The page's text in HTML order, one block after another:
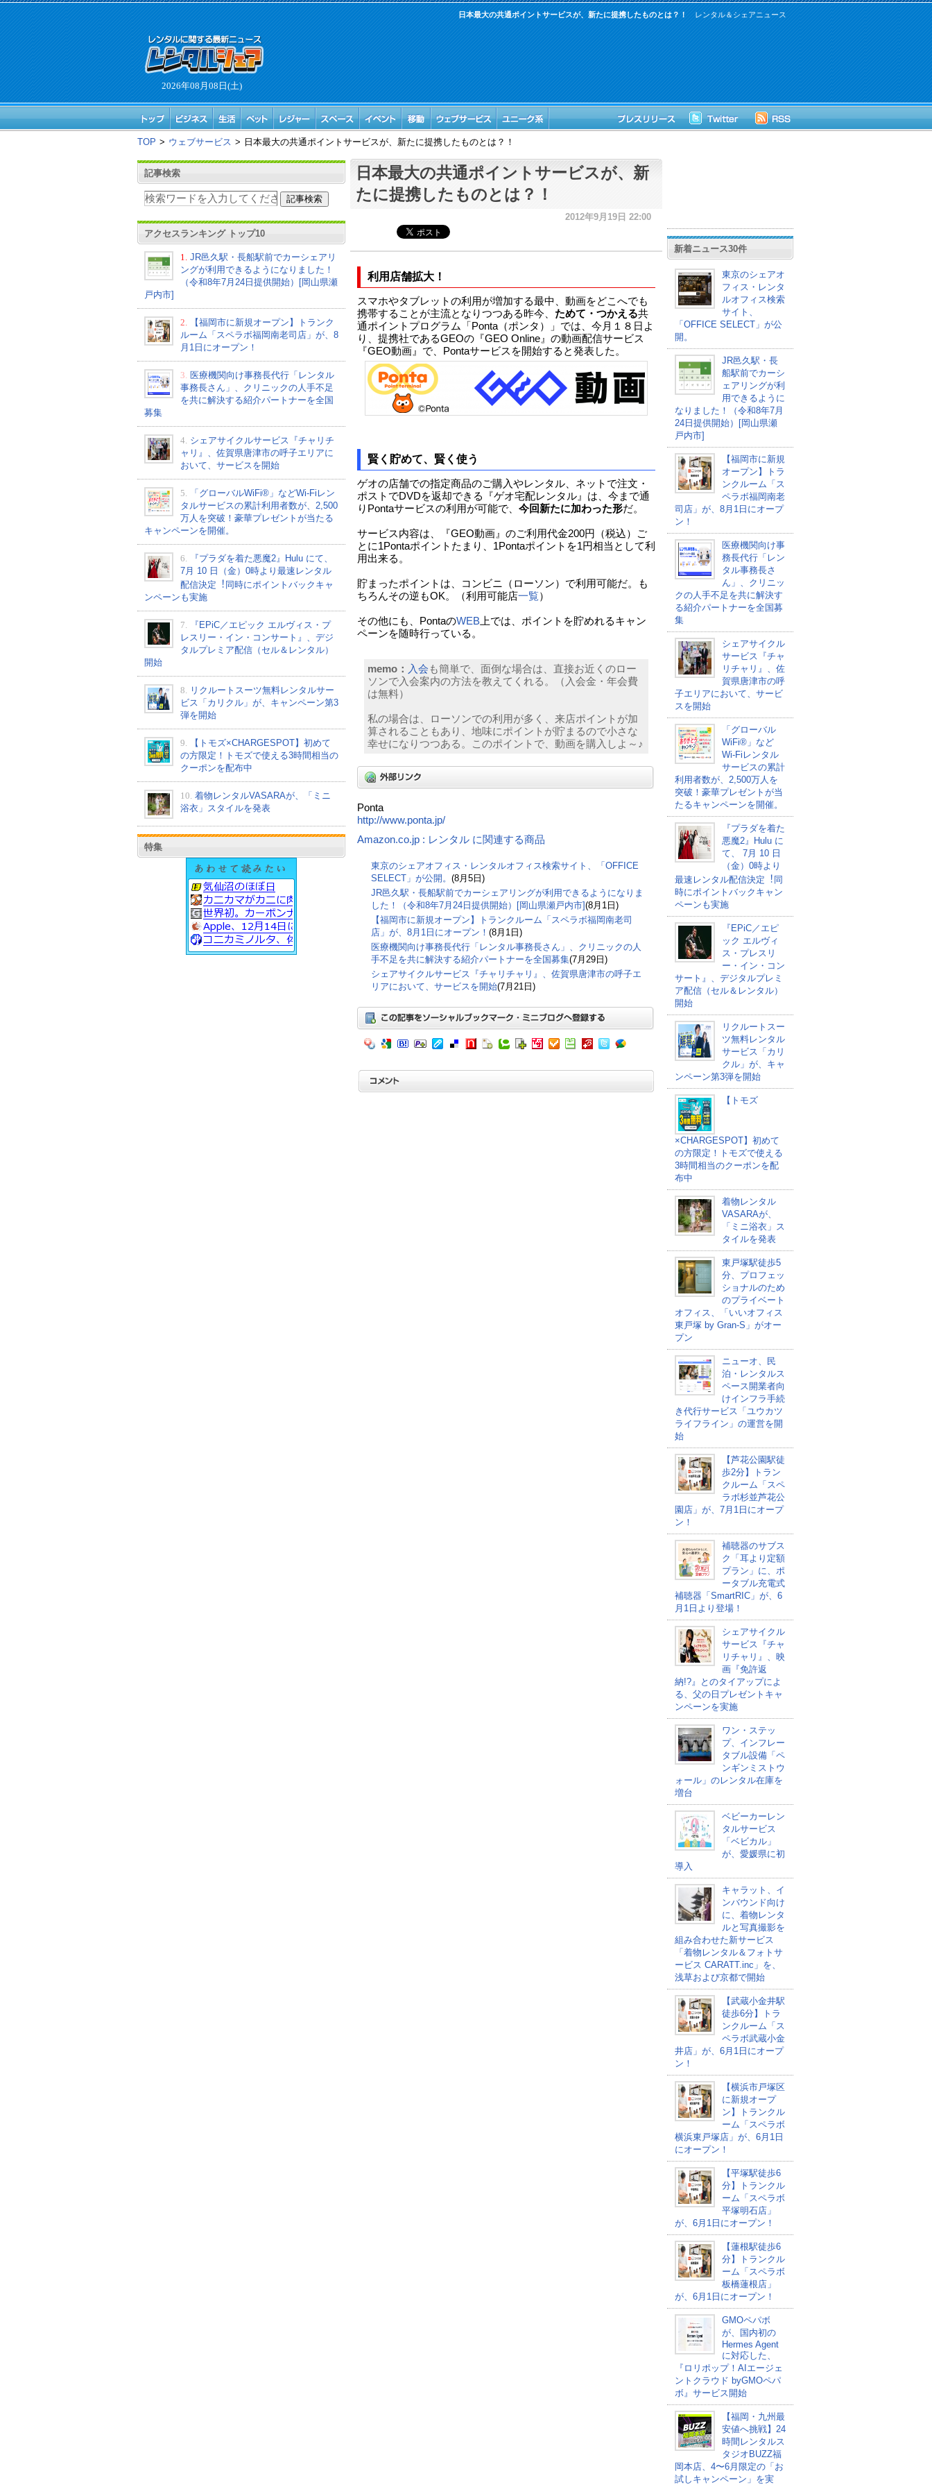
2026年08月08日(土)
レンタル＆シェアニュース
日本最大の共通ポイントサービスが、新たに提携したものとは？！
TOP > ウェブサービス > 日本最大の共通ポイントサービスが、新たに提携したものとは？！
記事検索
アクセスランキング トップ10
1.
JR邑久駅・長船駅前でカーシェアリ
ングが利用できるようになりました！
（令和8年7月24日提供開始）[岡山県瀬
戸内市]
2.
【福岡市に新規オープン】トランク
ルーム「スペラボ福岡南老司店」が、8
月1日にオープン！
3. 医療機関向け事務長代行「レンタル
事務長さん」、クリニックの人手不足
を共に解決する紹介パートナーを全国
募集
4. シェアサイクルサービス『チャリチ
ャリ』、佐賀県唐津市の呼子エリアに
おいて、サービスを開始
5.
「グローバルWiFi®」などWi-Fiレン
タルサービスの累計利用者数が、2,500
万人を突破！豪華プレゼントが当たる
キャンペーンを開催。
6.
『プラダを着た悪魔2』Hulu にて、
7⽉ 10 ⽇（金）0時より最速レンタル
配信決定︕同時にポイントバックキャ
ンペーンも実施
7.
『EPiC／エピック エルヴィス・プ
レスリー・イン・コンサート』、デジ
タルプレミア配信（セル＆レンタル）
開始
8.
リクルートスーツ無料レンタルサー
ビス「カリクル」が、キャンペーン第3
弾を開始
9.
【トモズ×CHARGESPOT】初めて
の方限定！トモズで使える3時間相当の
クーポンを配布中
10. 着物レンタルVASARAが、「ミニ
浴衣」スタイルを発表
特集
日本最大の共通ポイントサービスが、新
たに提携したものとは？！
2012年9月19日 22:00
利用店舗拡大！
スマホやタブレットの利用が増加する最中、動画をどこへでも
携帯することが主流となりつつある昨今、 ためて・つかえる共
通ポイントプログラム「Ponta（ポンタ）」では、今月１８日よ
り、提携社であるGEOの『GEO Online』の動画配信サービス
『GEO動画』で、Pontaサービスを開始すると発表した。
賢く貯めて、賢く使う
ゲオの店舗での指定商品のご購入やレンタル、ネットで注文・
ポストでDVDを返却できる『ゲオ宅配レンタル』は、今まで通
りPontaサービスの利用が可能で、 今回新たに加わった形だ。
サービス内容は、『GEO動画』のご利用代金200円（税込）ご
とに1Pontaポイントたまり、1Pontaポイントを1円相当として利
用出来る。
貯まったポイントは、コンビニ（ローソン）で利用可能だ。も
ちろんその逆もOK。（利用可能店一覧）
その他にも、PontaのWEB上では、ポイントを貯めれるキャン
ペーンを随時行っている。
memo： 入会 も簡単で、面倒な場合は、直接お近くのロー
ソンで入会案内の方法を教えてくれる。（入会金・年会費
は無料）
私の場合は、ローソンでの利用が多く、来店ポイントが加
算されることもあり、地味にポイントが貯まるので小さな
幸せになりつつある。このポイントで、動画を購入しよ～♪
Ponta
http://www.ponta.jp/
Amazon.co.jp : レンタル に関連する商品
東京のシェアオフィス・レンタルオフィス検索サイト、「OFFICE
SELECT」が公開。 (8月5日)
JR邑久駅・長船駅前でカーシェアリングが利用できるようになりま
した！（令和8年7月24日提供開始）[岡山県瀬戸内市](8月1日)
【福岡市に新規オープン】トランクルーム「スペラボ福岡南老司
店」が、8月1日にオープン！ (8月1日)
医療機関向け事務長代行「レンタル事務長さん」、クリニックの人
手不足を共に解決する紹介パートナーを全国募集(7月29日)
シェアサイクルサービス『チャリチャリ』、佐賀県唐津市の呼子エ
リアにおいて、サービスを開始(7月21日)
新着ニュース30件
東京のシェアオ
フィス・レンタ
ルオフィス検索
サイト、
「OFFICE SELECT」が公
開。
JR邑久駅・長
船駅前でカーシ
ェアリングが利
用できるように
なりました！（令和8年7月
24日提供開始）[岡山県瀬
戸内市]
【福岡市に新規
オープン】トラ
ンクルーム「ス
ペラボ福岡南老
司店」が、8月1日にオープ
ン！
医療機関向け事
務長代行「レン
タル事務長さ
ん」、クリニッ
クの人手不足を共に解決す
る紹介パートナーを全国募
集
シェアサイクル
サービス『チャ
リチャリ』、佐
賀県唐津市の呼
子エリアにおいて、サービ
スを開始
「グローバル
WiFi®」など
Wi-Fiレンタル
サービスの累計
利用者数が、2,500万人を
突破！豪華プレゼントが当
たるキャンペーンを開催。
『プラダを着た
悪魔2』Hulu に
て、 7⽉ 10 ⽇
（金）0時より
最速レンタル配信決定︕同
時にポイントバックキャン
ペーンも実施
『EPiC／エピ
ック エルヴィ
ス・プレスリ
ー・イン・コン
サート』、デジタルプレミ
ア配信（セル＆レンタル）
開始
リクルートスー
ツ無料レンタル
サービス「カリ
クル」が、キャ
ンペーン第3弾を開始
【トモズ
×CHARGESPOT】初めて
の方限定！トモズで使える
3時間相当のクーポンを配
布中
着物レンタル
VASARAが、
「ミニ浴衣」ス
タイルを発表
東戸塚駅徒歩5
分、プロフェッ
ショナルのため
のプライベート
オフィス、「いいオフィス
東戸塚 by Gran-S」がオー
プン
ニューオ、民
泊・レンタルス
ペース開業者向
けインフラ手続
き代行サービス「ユウカツ
ライフライン」の運営を開
始
【芦花公園駅徒
歩2分】トラン
クルーム「スペ
ラボ杉並芦花公
園店」が、7月1日にオープ
ン！
補聴器のサブス
ク「耳より定額
プラン」に、ポ
ータブル充電式
補聴器「SmartRIC」が、6
月1日より登場！
シェアサイクル
サービス『チャ
リチャリ』、映
画『免許返
納!?』とのタイアップによ
る、父の日プレゼントキャ
ンペーンを実施
ワン・ステッ
プ、インフレー
タブル設備「ペ
ンギンミストウ
ォール」のレンタル在庫を
増台
ベビーカーレン
タルサービス
「ベビカル」
が、愛媛県に初
導入
キャラット、イ
ンバウンド向け
に、着物レンタ
ルと写真撮影を
組み合わせた新サービス
「着物レンタル＆フォトサ
ービス CARATT.inc」を、
浅草および京都で開始
【武蔵小金井駅
徒歩6分】トラ
ンクルーム「ス
ペラボ武蔵小金
井店」が、6月1日にオープ
ン！
【横浜市戸塚区
に新規オープ
ン】トランクル
ーム「スペラボ
横浜東戸塚店」が、6月1日
にオープン！
【平塚駅徒歩6
分】トランクル
ーム「スペラボ
平塚明石店」
が、6月1日にオープン！
【蓮根駅徒歩6
分】トランクル
ーム「スペラボ
板橋蓮根店」
が、6月1日にオープン！
GMOペパボ
が、国内初の
Hermes Agent
に対応した、
『ロリポップ！AIエージェ
ントクラウド byGMOペパ
ボ』サービス開始
【福岡・九州最
安値へ挑戦】24
時間レンタルス
タジオBUZZ福
岡本店、4〜6月限定の「お
試しキャンペーン」を実